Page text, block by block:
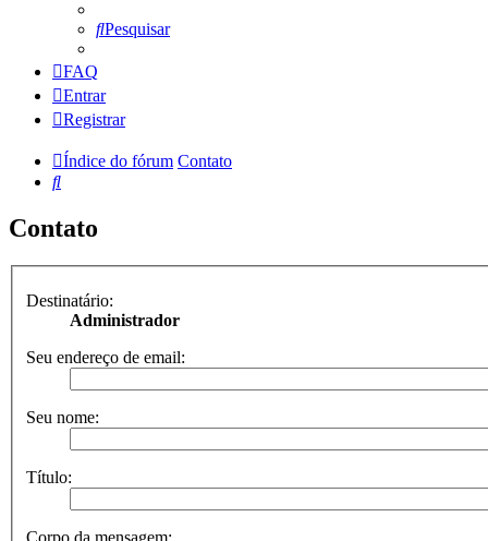
Pesquisar
FAQ
Entrar
Registrar
Índice do fórum Contato
Pesquisar
Contato
Destinatário:
Administrador
Seu endereço de email:
Seu nome:
Título:
Corpo da mensagem: